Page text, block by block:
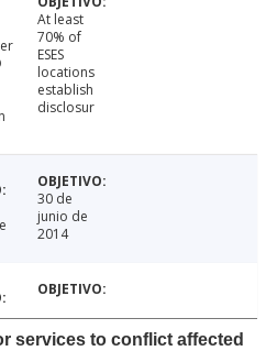
At least
70% of
ESES
locations
establish
disclosur
30 de
junio de
2014
services to conflict affected